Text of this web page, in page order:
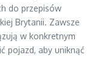
do przepisów
Brytanii. Zawsze
w konkretnym
pojazd, aby uniknąć